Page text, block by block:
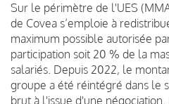
Sur le périmètre de l'UES
de Covea s’emploie à
maximum possible autorisée
participation soit 20 % de la
salariés. Depuis 2022, le
groupe a été réintégré dans le
brut à l'issue d'une